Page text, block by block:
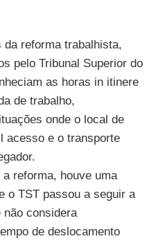
da reforma trabalhista,
pelo Tribunal Superior do
as horas in itinere
de trabalho,
onde o local de
acesso e o transporte
a reforma, houve uma
o TST passou a seguir a
não considera
de deslocamento